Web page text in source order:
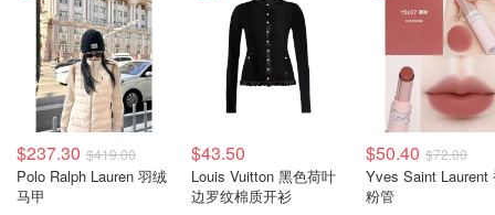
$237.30 $419.00
Polo Ralph Lauren 羽绒
马甲
$43.50
Louis Vuitton 黑色荷叶
边罗纹棉质开衫
$50.40 $72.00
Yves Saint Laurent
粉管